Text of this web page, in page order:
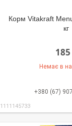
Корм Vitakraft
кг
Немає в
+380 (67)
1111145733